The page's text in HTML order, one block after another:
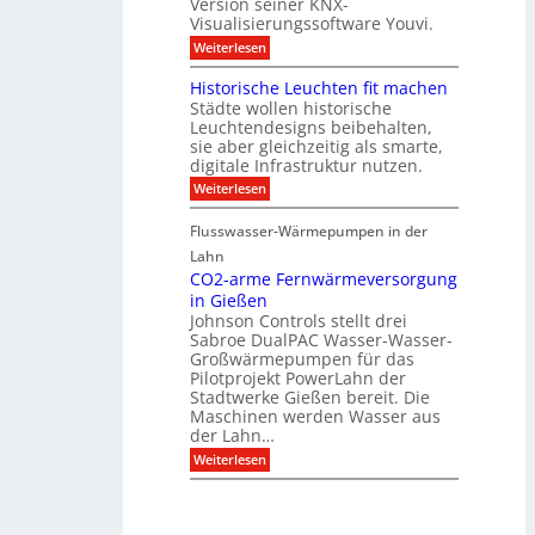
s
e
d
i
r
e
k
t
i
n
d
e
r
n
r
a
s
t
r
u
k
t
u
r
l
e
r
m
i
t
K
N
X
-
I
n
t
g
a
t
i
o
n
u
n
g
f
ü
r
S
o
n
n
e
n
c
t
z
Version seiner KNX-
Visualisierungssoftware Youvi.
Weiterlesen:
V
s
u
a
l
i
s
i
e
r
g
u
n
d
P
r
o
j
e
t
k
o
Historische Leuchten fit machen
Städte wollen historische
Leuchtendesigns beibehalten,
sie aber gleichzeitig als smarte,
digitale Infrastruktur nutzen.
Weiterlesen:
H
s
r
i
s
c
h
e
L
e
u
c
t
Flusswasser-Wärmepumpen in der
Lahn
CO2-arme Fernwärmeversorgung
in Gießen
Johnson Controls stellt drei
Sabroe DualPAC Wasser-Wasser-
Großwärmepumpen für das
Pilotprojekt PowerLahn der
Stadtwerke Gießen bereit. Die
Maschinen werden Wasser aus
der Lahn…
Weiterlesen:
C